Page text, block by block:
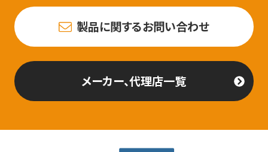
製品に関するお問い合わせ
メーカー、代理店一覧